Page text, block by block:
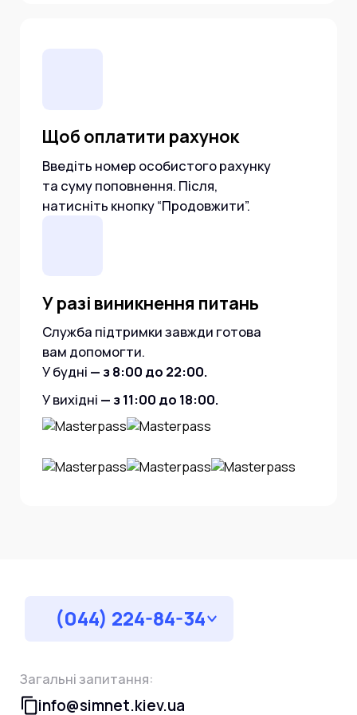
Щоб оплатити рахунок
Введіть номер особистого рахунку
та суму поповнення. Після,
натисніть кнопку “Продовжити”.
У разі виникнення питань
Cлужба підтримки завжди готова
вам допомогти.
У будні — з 8:00 до 22:00.
У вихідні — з 11:00 до 18:00.
(044) 224-84-34
Загальні запитання:
info@simnet.kiev.ua